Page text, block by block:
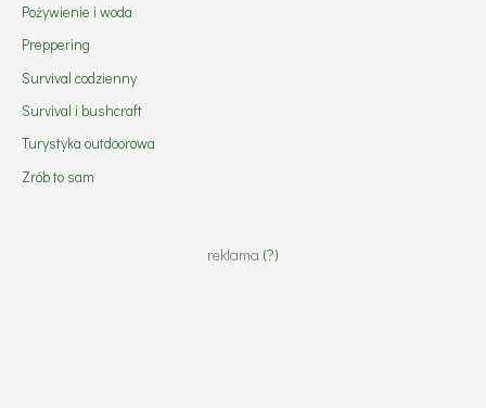
Pożywienie i woda
Preppering
Survival codzienny
Survival i bushcraft
Turystyka outdoorowa
Zrób to sam
reklama (?)